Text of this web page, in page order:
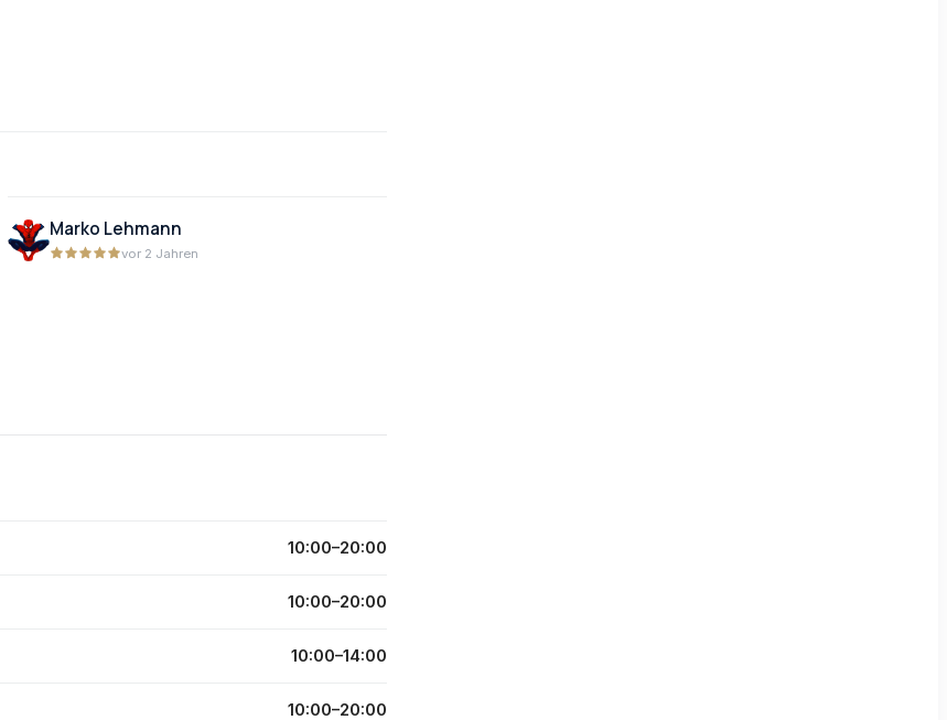
Marko Lehmann
vor 2 Jahren
10:00–20:00
10:00–20:00
10:00–14:00
10:00–20:00